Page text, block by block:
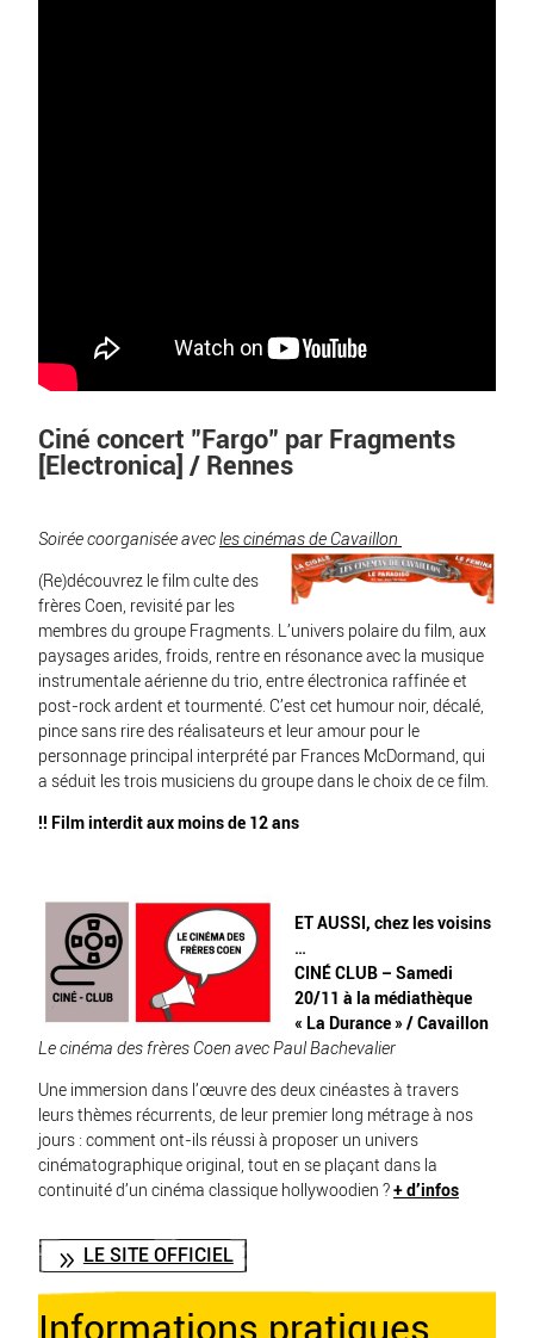
Ciné concert "Fargo" par Fragments
[Electronica] / Rennes
Soirée coorganisée avecles cinémas de Cavaillon
(Re)découvrez le film culte des
frères Coen, revisité par les
membres du groupe Fragments. L’univers polaire du film, aux
paysages arides, froids, rentre en résonance avec la musique
instrumentale aérienne du trio, entre électronica raffinée et
post-rock ardent et tourmenté. C’est cet humour noir, décalé,
pince sans rire des réalisateurs et leur amour pour le
personnage principal interprété par Frances McDormand, qui
a séduit les trois musiciens du groupe dans le choix de ce film.
!! Film interdit aux moins de 12 ans
ET AUSSI, chez les voisins
…
CINÉ CLUB – Samedi
20/11 à la médiathèque
« La Durance » / Cavaillon
Le cinéma des frères Coen avec Paul Bachevalier
Une immersion dans l’œuvre des deux cinéastes à travers
leurs thèmes récurrents, de leur premier long métrage à nos
jours : comment ont-ils réussi à proposer un univers
cinématographique original, tout en se plaçant dans la
continuité d’un cinéma classique hollywoodien ?+ d’infos
LE SITE OFFICIEL
Informations pratiques